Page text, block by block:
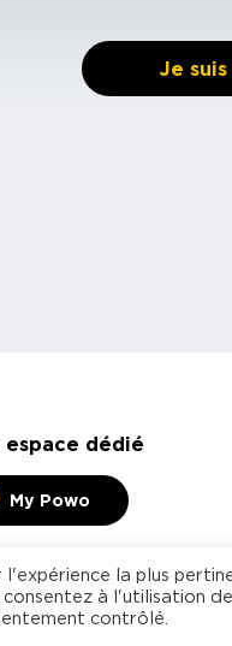
Je suis
dédié
My Powo
la plus
à l'utilisation
contrôlé.